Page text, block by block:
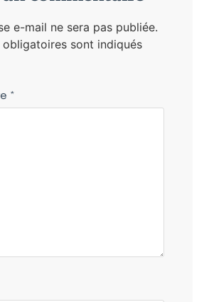
e-mail ne sera pas publiée.
obligatoires sont indiqués
*